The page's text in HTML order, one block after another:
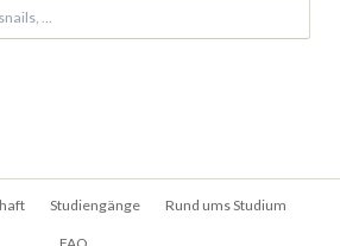
Studiengänge Rund ums Studium